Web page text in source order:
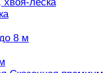
8 м